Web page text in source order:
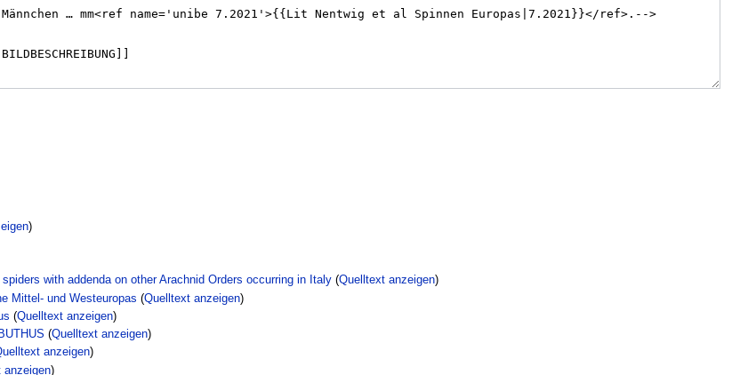
)
with addenda on other Arachnid Orders occurring in Italy(Quelltext anzeigen)
Mittel- und Westeuropas (Quelltext anzeigen)
(Quelltext anzeigen)
(Quelltext anzeigen)
anzeigen)
anzeigen)